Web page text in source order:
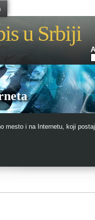
u Srbiji
mesto i na Internetu, koji